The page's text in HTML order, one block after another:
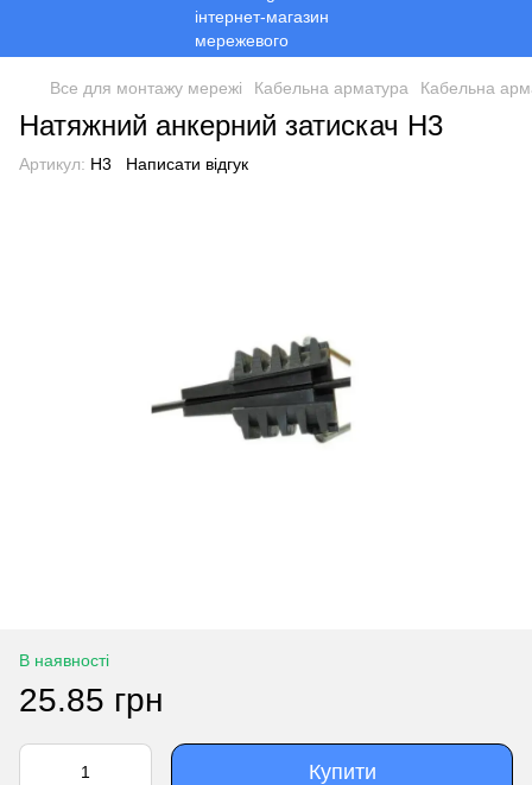
Все для монтажу мережі Кабельна арматура Кабельна
Натяжний анкерний затискач Н3
Артикул: Н3 Написати відгук
В наявності
25.85 грн
Купити